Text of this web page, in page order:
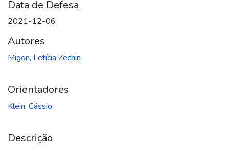
Data de Defesa
2021-12-06
Autores
Migon, Letícia Zechin
Orientadores
Klein, Cássio
Descrição